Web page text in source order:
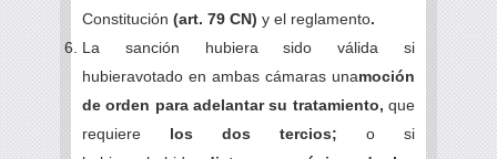
Constitución (art. 79 CN) y el reglamento.
La sanción hubiera sido válida si
hubieravotado en ambas cámaras unamoción
de orden para adelantar su tratamiento, que
requiere los dos tercios; o si